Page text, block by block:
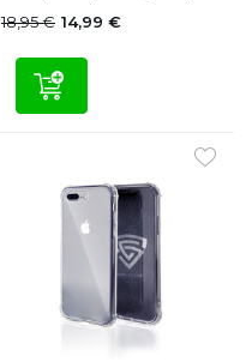
18,95 € 14,99 €